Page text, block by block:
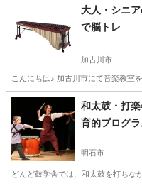
大人・シニ
で脳トレ
加古川市
こんにちは♪ 加古川市にて音楽教室
兵庫 加古川市 音楽 マ
和太鼓・打
育的プログ
明石市
どんど鼓学舎では、和太鼓を打ちな